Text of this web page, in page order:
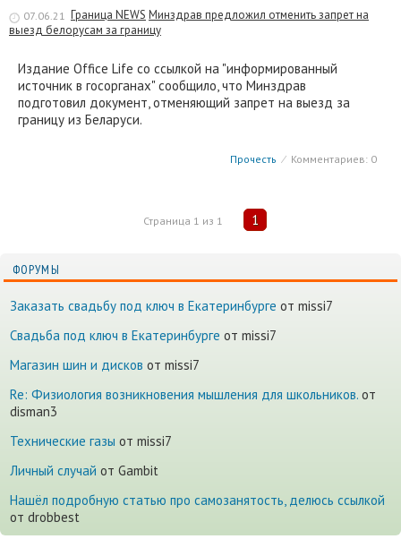
07.06.21 Граница NEWS Минздрав предложил отменить запрет на
выезд белорусам за границу
Издание Office Life со ссылкой на "информированный
источник в госорганах" сообщило, что Минздрав
подготовил документ, отменяющий запрет на выезд за
границу из Беларуси.
Прочесть ⁄ Комментариев: 0
Страница 1 из 1 1
ФОРУМЫ
Заказать свадьбу под ключ в Екатеринбурге от missi7
Cвадьба под ключ в Екатеринбурге от missi7
Магазин шин и дисков от missi7
Re: Физиология возникновения мышления для школьников. от
disman3
Технические газы от missi7
Личный случай от Gambit
Нашёл подробную статью про самозанятость, делюсь ссылкой
от drobbest